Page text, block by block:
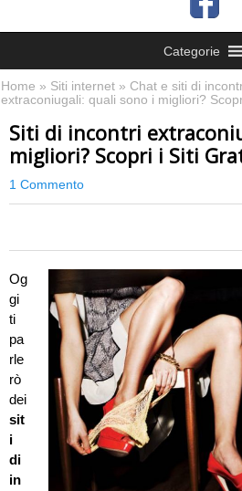
Categorie
Home » Siti internet » Chat e siti di
extraconiugali: quali sono i migliori?
Siti di incontri
migliori? Scopri i Siti
1 Commento
Og
gi
ti
pa
rle
rò
dei
sit
i
di
in